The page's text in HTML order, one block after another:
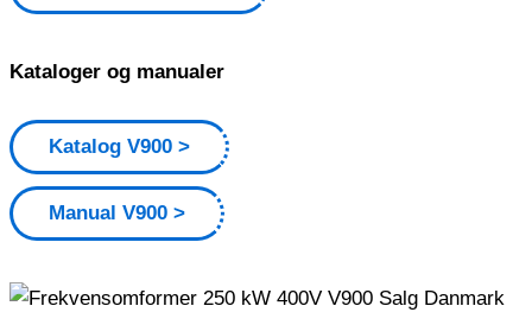
Kataloger og manualer
Katalog V900
Manual V900